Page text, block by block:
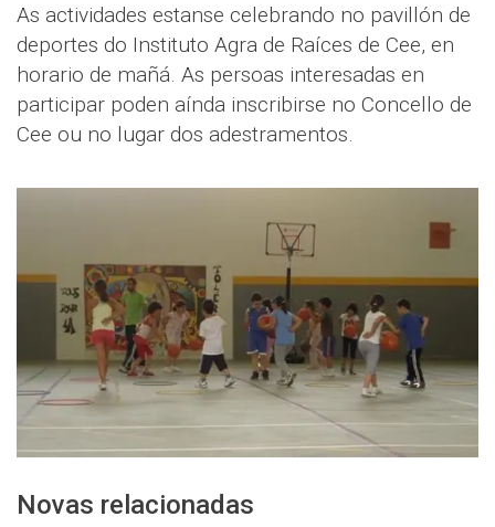
As actividades estanse celebrando no pavillón de
deportes do Instituto Agra de Raíces de Cee, en
horario de mañá. As persoas interesadas en
participar poden aínda inscribirse no Concello de
Cee ou no lugar dos adestramentos.
Novas relacionadas